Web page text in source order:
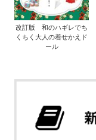
改訂版 和のハギレでち
くちく大人の着せかえド
ール